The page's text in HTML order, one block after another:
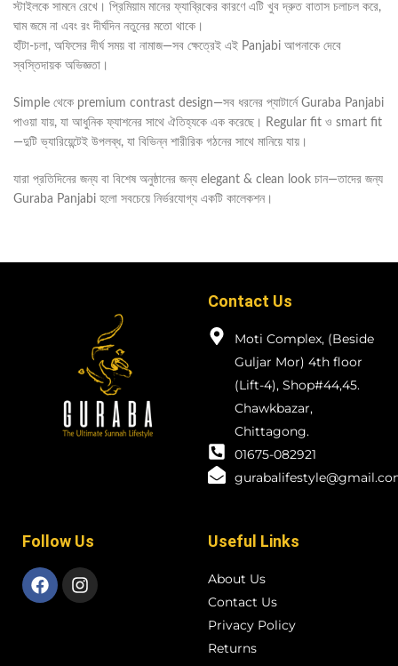
স্টাইলকে সামনে রেখে। প্রিমিয়াম মানের ফ্যাব্রিকের কারণে এটি খুব দ্রুত বাতাস চলাচল করে,
ঘাম জমে না এবং রং দীর্ঘদিন নতুনের মতো থাকে।
হাঁটা-চলা, অফিসের দীর্ঘ সময় বা নামাজ—সব ক্ষেত্রেই এই Panjabi আপনাকে দেবে
স্বস্তিদায়ক অভিজ্ঞতা।
Simple থেকে premium contrast design—সব ধরনের প্যাটার্নে Guraba Panjabi
পাওয়া যায়, যা আধুনিক ফ্যাশনের সাথে ঐতিহ্যকে এক করেছে। Regular fit ও smart fit
—দুটি ভ্যারিয়েন্টেই উপলব্ধ, যা বিভিন্ন শারীরিক গঠনের সাথে মানিয়ে যায়।
যারা প্রতিদিনের জন্য বা বিশেষ অনুষ্ঠানের জন্য elegant & clean look চান—তাদের জন্য
Guraba Panjabi হলো সবচেয়ে নির্ভরযোগ্য একটি কালেকশন।
Contact Us
Moti Complex, (Beside
Guljar Mor) 4th floor
(Lift-4), Shop#44,45.
Chawkbazar,
Chittagong.
01675-082921
Follow Us Useful Links
About Us
Contact Us
Privacy Policy
Returns